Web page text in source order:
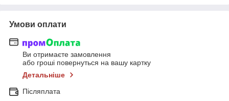
Умови оплати
Ви отримаєте замовлення
або гроші повернуться на вашу картку
Детальніше
Післяплата